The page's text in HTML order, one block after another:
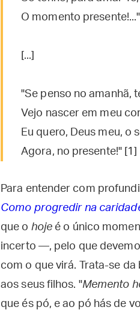
O momento presente!..."
[...]
"Se penso no amanhã,
Vejo nascer em meu
Eu quero, Deus meu,
Agora, no presente!" [1]
Para entender com
Como progredir na
que o hoje é o único
incerto —, pelo que
com o que virá. Trata-se
aos seus filhos. "Memento
que és pó, e ao pó hás de